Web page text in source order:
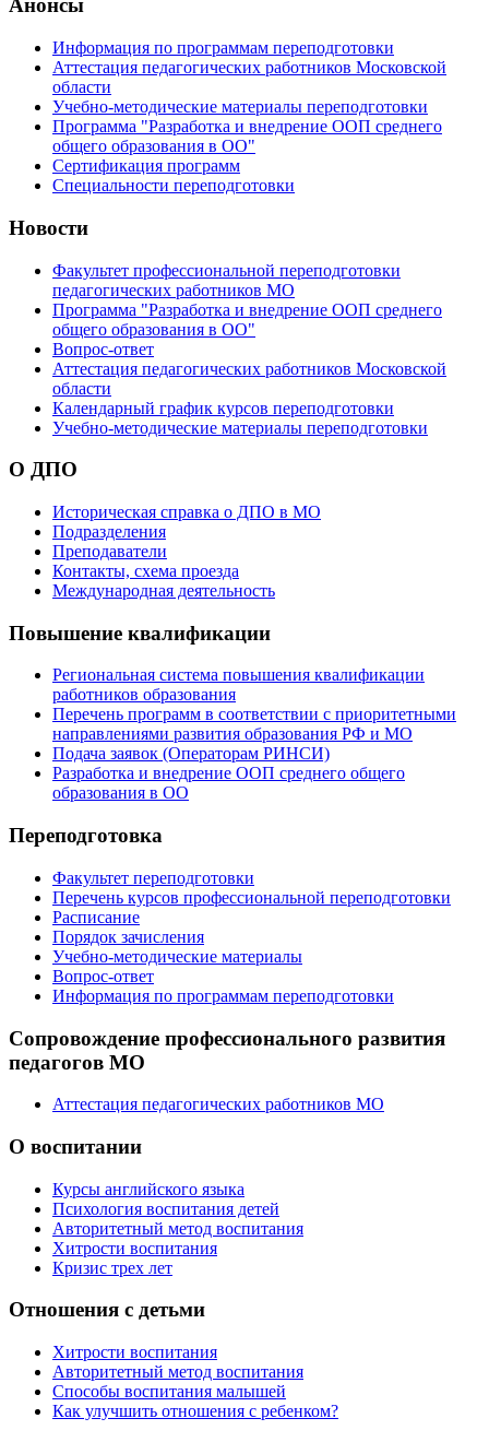
Анонсы
Информация по программам переподготовки
Аттестация педагогических работников Московской
области
Учебно-методические материалы переподготовки
Программа "Разработка и внедрение ООП среднего
общего образования в ОО"
Сертификация программ
Специальности переподготовки
Новости
Факультет профессиональной переподготовки
педагогических работников МО
Программа "Разработка и внедрение ООП среднего
общего образования в ОО"
Вопрос-ответ
Аттестация педагогических работников Московской
области
Календарный график курсов переподготовки
Учебно-методические материалы переподготовки
О ДПО
Историческая справка о ДПО в МО
Подразделения
Преподаватели
Контакты, схема проезда
Международная деятельность
Повышение квалификации
Региональная система повышения квалификации
работников образования
Перечень программ в соответствии с приоритетными
направлениями развития образования РФ и МО
Подача заявок (Операторам РИНСИ)
Разработка и внедрение ООП среднего общего
образования в ОО
Переподготовка
Факультет переподготовки
Перечень курсов профессиональной переподготовки
Расписание
Порядок зачисления
Учебно-методические материалы
Вопрос-ответ
Информация по программам переподготовки
Сопровождение профессионального развития
педагогов МО
Аттестация педагогических работников МО
О воспитании
Курсы английского языка
Психология воспитания детей
Авторитетный метод воспитания
Хитрости воспитания
Кризис трех лет
Отношения с детьми
Хитрости воспитания
Авторитетный метод воспитания
Способы воспитания малышей
Как улучшить отношения с ребенком?